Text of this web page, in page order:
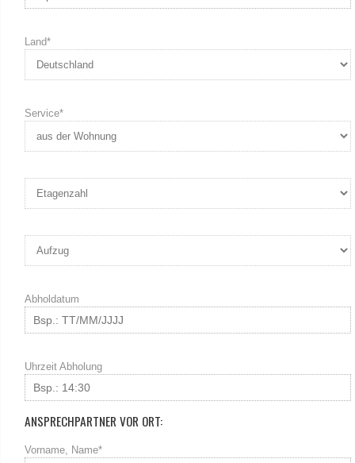
Land*
Service*
Abholdatum
Uhrzeit Abholung
ANSPRECHPARTNER VOR ORT:
Vorname, Name*